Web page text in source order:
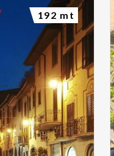
192 mt